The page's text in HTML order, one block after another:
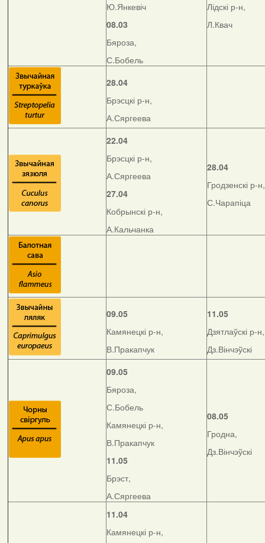
Ю.Янкевіч
08.03
Бяроза,
С.Бобель
Лідскі р-н,
Л.Квач
28.04
Брэсцкі р-н,
А.Сяргеева
22.04
Брэсцкі р-н,
А.Сяргеева
27.04
Кобрынскі р-н,
А.Кальчанка
28.04
Гродзенскі р-н,
С.Чарапіца
09.05
Камянецкі р-н,
В.Пракапчук
11.05
Дзятлаўскі р-н,
Дз.Вінчэўскі
09.05
Бяроза,
С.Бобель
Камянецкі р-н,
В.Пракапчук
11.05
Брэст,
А.Сяргеева
08.05
Гродна,
Дз.Вінчэўскі
11.04
Камянецкі р-н,